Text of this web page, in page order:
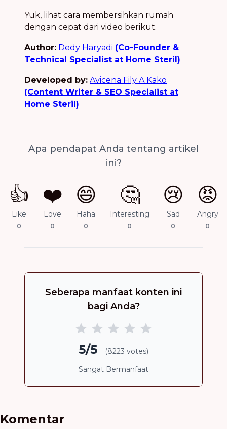
Yuk, lihat cara membersihkan rumah
dengan cepat dari video berikut.
Author: Dedy Haryadi (Co-Founder &
Technical Specialist at Home Steril)
Developed by: Avicena Fily A Kako
(Content Writer & SEO Specialist at
Home Steril)
Apa pendapat Anda tentang artikel
ini?
👍
Like
0
❤️
Love
0
😄
Haha
0
🤔
Interesting
0
😢
Sad
0
😡
Angry
0
Seberapa manfaat konten ini
bagi Anda?
5/5
(8223 votes)
Sangat Bermanfaat
Komentar